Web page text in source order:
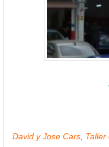
David y Jose Cars,